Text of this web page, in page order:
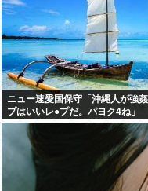
ニュー速愛国保守「沖縄人が強
プはいいレ●プだ。パヨク4ね」